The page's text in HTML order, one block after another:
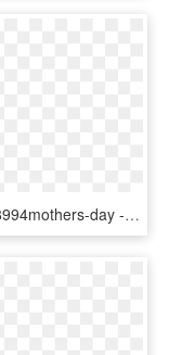
1494498994mothers-day - Emoticon Dia De La Madre, HD Png Download